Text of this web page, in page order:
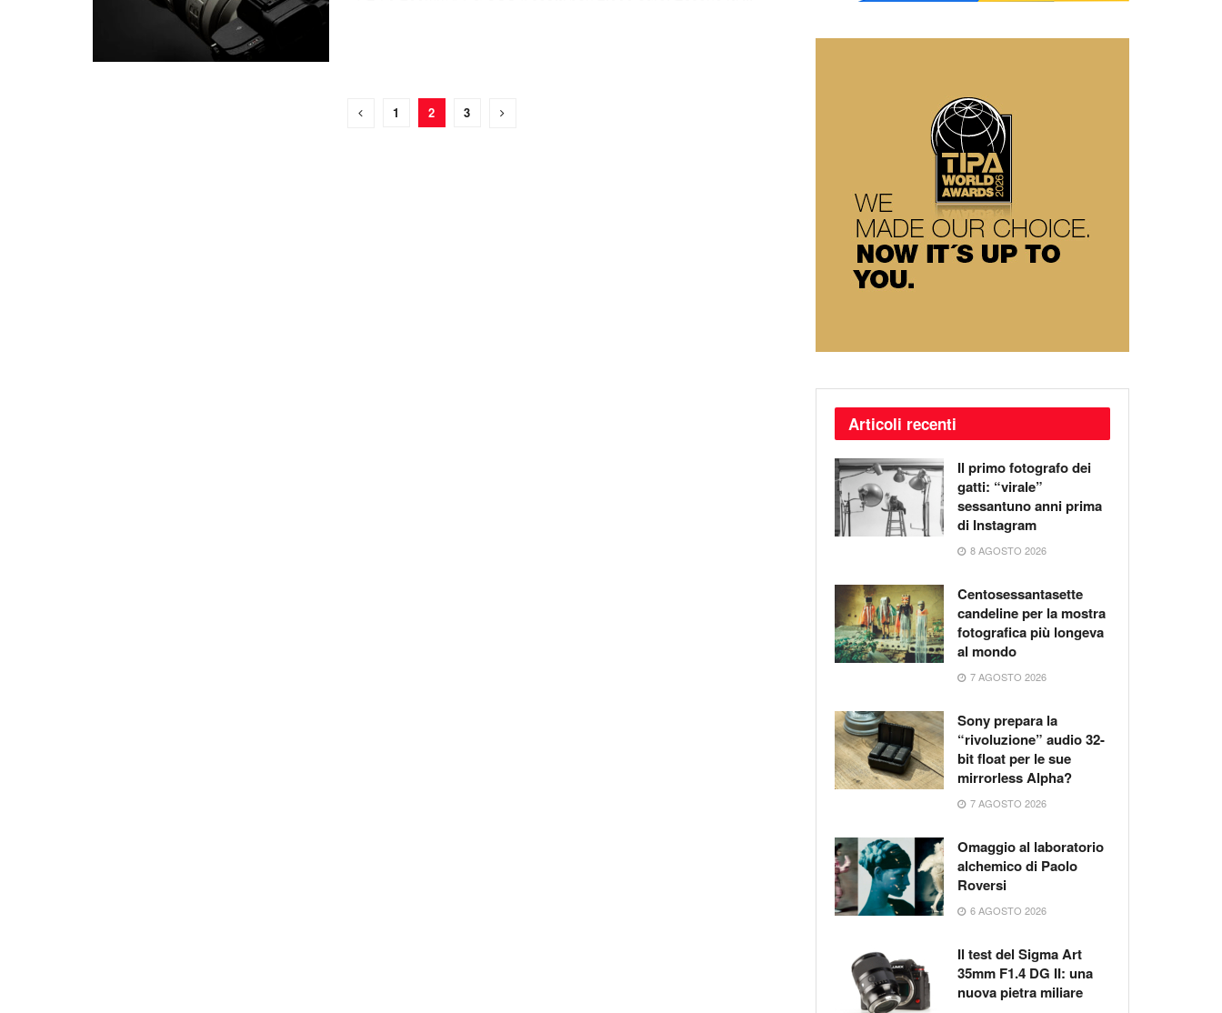
1 2 3
Articoli recenti
Il primo fotografo dei
gatti: “virale”
sessantuno anni prima
di Instagram
8 AGOSTO 2026
Centosessantasette
candeline per la mostra
fotografica più longeva
al mondo
7 AGOSTO 2026
Sony prepara la
“rivoluzione” audio 32-
bit float per le sue
mirrorless Alpha?
7 AGOSTO 2026
Omaggio al laboratorio
alchemico di Paolo
Roversi
6 AGOSTO 2026
Il test del Sigma Art
35mm F1.4 DG II: una
nuova pietra miliare